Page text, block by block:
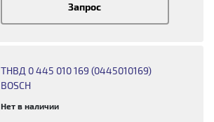
Запрос
ТНВД 0 445 010 169 (0445010169)
BOSCH
Нет в наличии